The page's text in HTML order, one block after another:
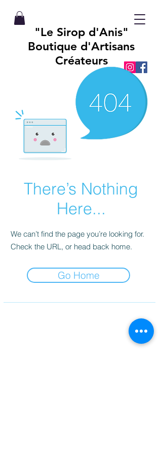
"Le Sirop d'Anis"
Boutique d'Artisans
Créateurs
There’s Nothing
Here...
We can’t find the page you’re looking for.
Check the URL, or head back home.
Go Home